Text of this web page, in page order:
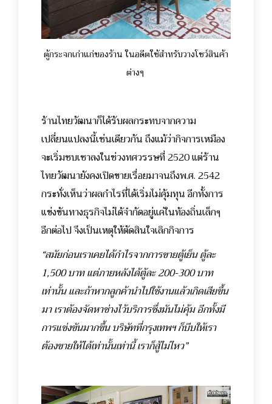
ตู้กระจกเก่าแก่ของร้าน ในอดีตใช้สำหรับวางโชว์สินค้า
ต่างๆ
ร้านไทยวัฒนาก็ได้รับผลกระทบจากความ
เปลี่ยนแปลงนี้เช่นเดียวกัน ถึงแม้ว่ากิจการเหมือง
จะเริ่มซบเซาลงในช่วงทศวรรษที่ 2520 แต่ร้าน
ไทยวัฒนายังคงเปิดขายเรื่อยมาจนถึงพ.ศ. 2542
กระทั่งเห็นว่าผลกำไรที่ได้เริ่มไม่คุ้มทุน อีกทั้งการ
แข่งขันทางธุรกิจไม่ได้จำกัดอยู่แค่ในท้องถิ่นเล็กๆ
อีกต่อไป จึงเป็นเหตุให้ตัดสินใจเลิกกิจการ
“สมัยก่อนเราเคยได้กำไรจากการขายตู้เย็น ตู้ละ
1,500 บาท แต่ภายหลังได้ตู้ละ 200-300 บาท
เท่านั้น และถ้าหากลูกค้านำไปใช้งานแล้วเกิดเสียขึ้น
มา เราต้องจัดหาช่างไว้บริการซึ่งมันไม่คุ้ม อีกทั้งมี
การแข่งขันมากขึ้น บริษัทที่กรุงเทพฯ ก็บีบให้เรา
ต้องขายให้ได้เท่านั้นเท่านี้ เราก็สู้ไม่ไหว”